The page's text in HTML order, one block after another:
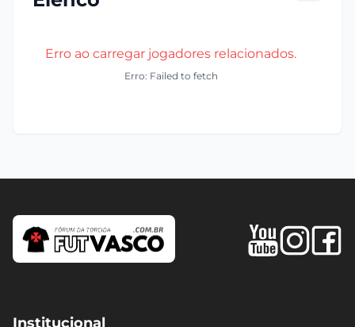
Erro ao carregar jogadores relacionados.
Erro: Failed to fetch
Institucional